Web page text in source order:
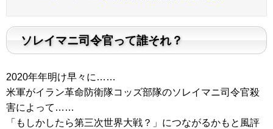
ソレイマニ司令官って誰それ？
2020年年明け早々に……
米軍がイラン革命防衛隊コッズ部隊のソレイマニ司令官殺
害によって……
「もしかしたら第三次世界大戦？」につながるかもと風評